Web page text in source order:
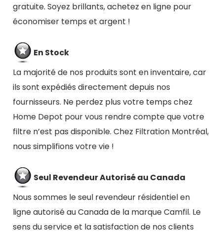
gratuite. Soyez brillants, achetez en ligne pour
économiser temps et argent !
En Stock
La majorité de nos produits sont en inventaire, car
ils sont expédiés directement depuis nos
fournisseurs. Ne perdez plus votre temps chez
Home Depot pour vous rendre compte que votre
filtre n’est pas disponible. Chez Filtration Montréal,
nous simplifions votre vie !
Seul Revendeur Autorisé au Canada
Nous sommes le seul revendeur résidentiel en
ligne autorisé au Canada de la marque Camfil. Le
sens du service et la satisfaction de nos clients